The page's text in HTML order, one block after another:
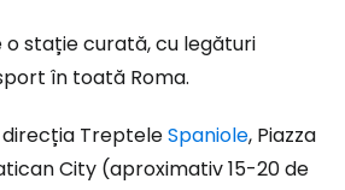
o stație curată, cu legături
în toată Roma.
direcția TrepteleSpaniole, Piazza
City (aproximativ 15-20 de